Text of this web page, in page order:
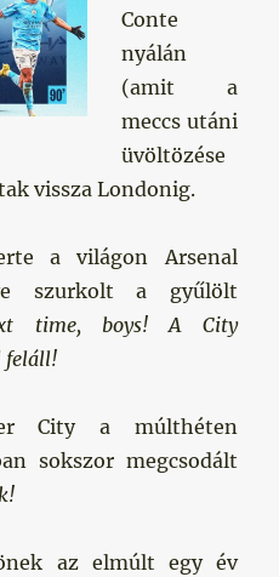
Conte
nyálán
(amit a
meccs utáni
üvöltözése
vissza Londonig.
a világon Arsenal
szurkolt a gyűlölt
time, boys! A City
feláll!
City a múlthéten
sokszor megcsodált
az elmúlt egy év